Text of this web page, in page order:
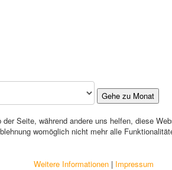
Gehe zu Monat
Seite, während andere uns helfen, diese
womöglich nicht mehr alle
Weitere Informationen| Impressum